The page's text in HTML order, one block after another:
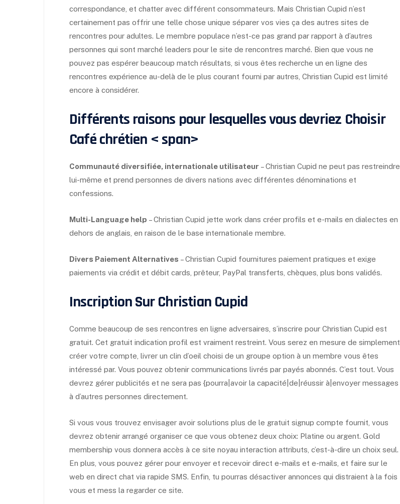
correspondance, et chatter avec différent consommateurs. Mais Christian Cupid n’est
certainement pas offrir une telle chose unique séparer vos vies ça des autres sites de
rencontres pour adultes. Le membre populace n’est-ce pas grand par rapport à d’autres
personnes qui sont marché leaders pour le site de rencontres marché. Bien que vous ne
pouvez pas espérer beaucoup match résultats, si vous êtes recherche un en ligne des
rencontres expérience au-delà de le plus courant fourni par autres, Christian Cupid est limité
encore à considérer.
Différents raisons pour lesquelles vous devriez Choisir
Café chrétien < span>
Communauté diversifiée, internationale utilisateur – Christian Cupid ne peut pas restreindre
lui-même et prend personnes de divers nations avec différentes dénominations et
confessions.
Multi-Language help – Christian Cupid jette work dans créer profils et e-mails en dialectes en
dehors de anglais, en raison de le base internationale membre.
Divers Paiement Alternatives – Christian Cupid fournitures paiement pratiques et exige
paiements via crédit et débit cards, prêteur, PayPal transferts, chèques, plus bons validés.
Inscription Sur Christian Cupid
Comme beaucoup de ses rencontres en ligne adversaires, s’inscrire pour Christian Cupid est
gratuit. Cet gratuit indication profil est vraiment restreint. Vous serez en mesure de simplement
créer votre compte, livrer un clin d’oeil choisi de un groupe option à un membre vous êtes
intéressé par. Vous pouvez obtenir communications livrés par payés abonnés. C’est tout. Vous
devrez gérer publicités et ne sera pas {pourra|avoir la capacité|de|réussir à|envoyer messages
à d’autres personnes directement.
Si vous vous trouvez envisager avoir solutions plus de le gratuit signup compte fournit, vous
devrez obtenir arrangé organiser ce que vous obtenez deux choix: Platine ou argent. Gold
membership vous donnera accès à ce site noyau interaction attributs, c’est-à-dire un choix seul.
En plus, vous pouvez gérer pour envoyer et recevoir direct e-mails et e-mails, et faire sur le
web en direct chat via rapide SMS. Enfin, tu pourras désactiver annonces qui distraient à la fois
vous et mess la regarder ce site.